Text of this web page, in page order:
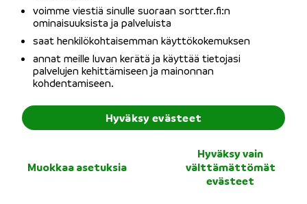
voimme viestiä sinulle suoraan sortter.fi:n
ominaisuuksista ja palveluista
saat henkilökohtaisemman käyttökokemuksen
annat meille luvan kerätä ja käyttää tietojasi
palvelujen kehittämiseen ja mainonnan
kohdentamiseen.
Muokkaa asetuksia
Hyväksy vain
välttämättömät
evästeet
Hyväksy evästeet
Jouhevaa– saat lainapäätökset eri
pankeista hakemuksen jätettyäsi
Maksutonta– lainojen kilpailuttaminen
ei maksa sinulle mitään
ympäristössä